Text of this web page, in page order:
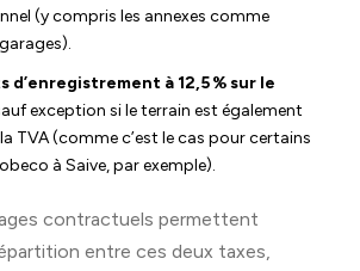
(y compris les annexes comme
d’enregistrement à 12,5 % sur le
exception si le terrain est également
TVA (comme c’est le cas pour certains
à Saive, par exemple).
contractuels permettent
entre ces deux taxes,